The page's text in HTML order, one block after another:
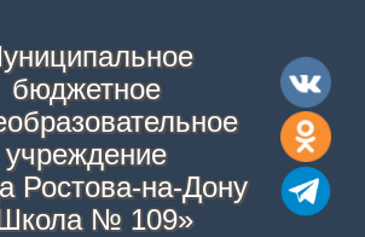
бюджетное
учреждение
Ростова-на-Дону
№ 109»